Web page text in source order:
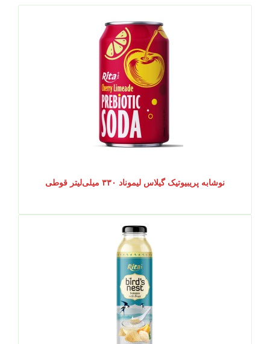
نوشابه پریبیوتیک گیلاس لیموناد ۳۳۰ میلی‌لیتر قوطی